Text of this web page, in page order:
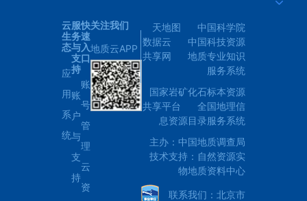
云
生
态
应
用
系
统
服
务
与
支
持
账
户
与
支
持
快
速
入
口
账
号
管
理
云
资
关注我们
地质云APP
天地图
中国科学院
数据云
中国科技资源
共享网
地质专业知识
服务系统
国家岩矿化石标本资源
共享平台
全国地理信
息资源目录服务系统
主办：中国地质调查局
技术支持：自然资源实
物地质资料中心
联系我们：北京市